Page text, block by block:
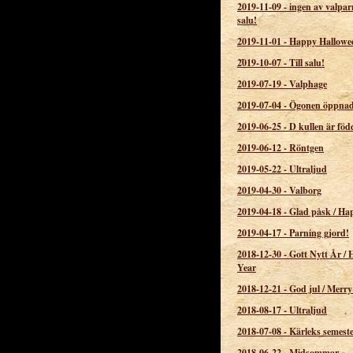
2019-11-09-ingen av
salu!
2019-11-01-Happy
2019-10-07-Till salu!
2019-07-19-Valphage
2019-07-04-Ögonen
2019-06-25-D kullen är
2019-06-12-Röntgen
2019-05-22-Ultraljud
2019-04-30-Valborg
2019-04-18-Glad påsk /
2019-04-17-Parning gjord!
2018-12-30-Gott Nytt År /
Year
2018-12-21-God jul /
2018-08-17-Ultraljud
2018-07-08-Kärleks